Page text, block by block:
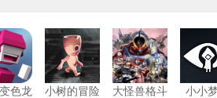
色龙
小树的冒险
大怪兽格斗 小小